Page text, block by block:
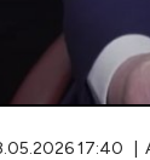
17:40 |